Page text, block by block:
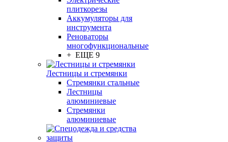
плиткорезы
Аккумуляторы для
инструмента
Реноваторы
многофункциональные
+ ЕЩЕ 9
Лестницы и стремянки
Стремянки стальные
Лестницы
алюминиевые
Стремянки
алюминиевые